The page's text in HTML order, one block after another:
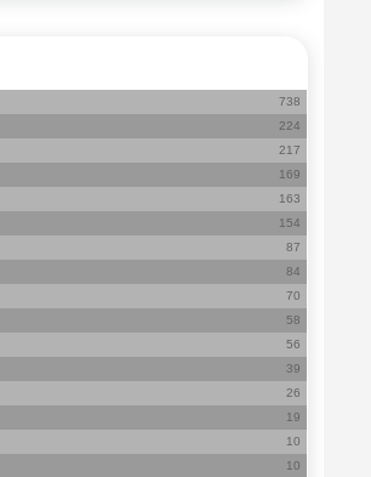
738
224
217
169
163
154
87
84
70
58
56
39
26
19
10
10